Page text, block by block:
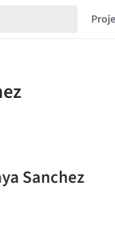
Sanchez